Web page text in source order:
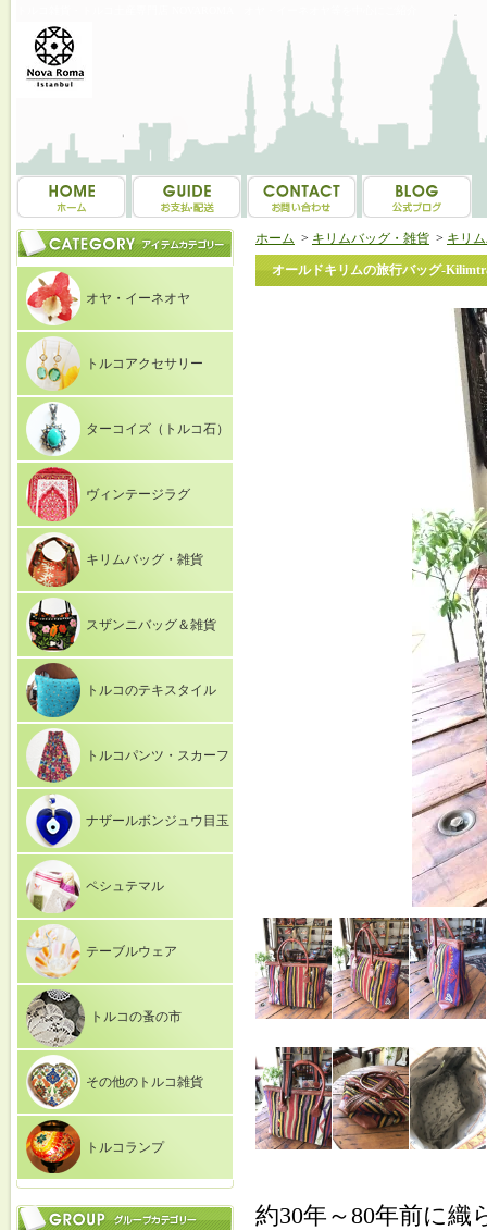
オヤ・イーネオヤ
トルコアクセサリー
ターコイズ（トルコ石）
ヴィンテージラグ
キリムバッグ・雑貨
スザンニバッグ＆雑貨
トルコのテキスタイル
トルコパンツ・スカーフ
ナザールボンジュウ目玉
ペシュテマル
テーブルウェア
トルコの蚤の市
その他のトルコ雑貨
トルコランプ
ホーム > キリムバッグ・雑貨 > キリ
オールドキリムの旅行バッグ-
約30年～80年前に